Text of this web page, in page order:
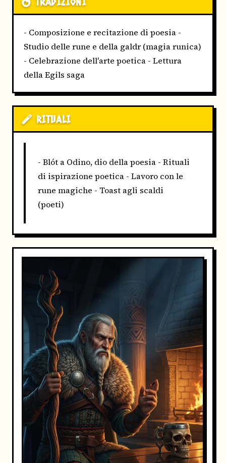
- Composizione e recitazione di poesia -
Studio delle rune e della galdr (magia runica)
- Celebrazione dell'arte poetica - Lettura
della Egils saga
RITUALI
- Blót a Odino, dio della poesia - Rituali
di ispirazione poetica - Lavoro con le
rune magiche - Toast agli scaldi
(poeti)